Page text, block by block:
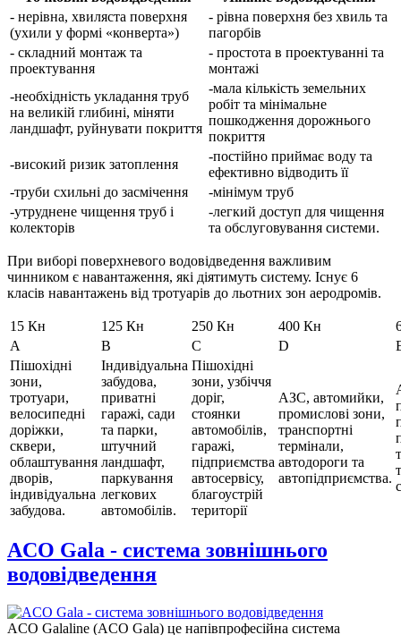
- нерівна, хвиляста поверхня
(ухили у формі «конверта»)
- рівна поверхня без хвиль та
пагорбів
- складний монтаж та
проектування
- простота в проектуванні та
монтажі
-необхідність укладання труб
на великій глибині, міняти
ландшафт, руйнувати покриття
-мала кількість земельних
робіт та мінімальне
пошкодження дорожнього
покриття
-високий ризик затоплення
-постійно приймає воду та
ефективно відводить її
-труби схильні до засмічення
-мінімум труб
-утруднене чищення труб і
колекторів
-легкий доступ для чищення
та обслуговування системи.
При виборі поверхневого водовідведення важливим
чинником є навантаження, які діятимуть систему. Існує 6
класів навантажень від тротуарів до льотних зон аеродромів.
15 Кн 125 Кн 250 Кн 400 Кн
A
B C D
Пішохідні
зони,
тротуари,
велосипедні
доріжки,
сквери,
облаштування
дворів,
індивідуальна
забудова.
Індивідуальна
забудова,
приватні
гаражі, сади
та парки,
штучний
ландшафт,
паркування
легкових
автомобілів.
Пішохідні
зони, узбіччя
доріг,
стоянки
автомобілів,
гаражі,
підприємства
автосервісу,
благоустрій
території
АЗС, автомийки,
промислові зони,
транспортні
термінали,
автодороги та
автопідприємства.
ACO Gala - система зовнішнього
водовідведення
ACO Galaline (ACO Gala) це напівпрофесійна система